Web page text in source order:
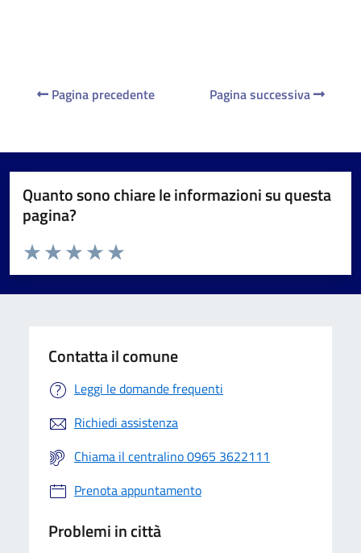
Pagina precedente Pagina successiva
Quanto sono chiare le informazioni su questa
pagina?
Valuta da 1 a 5 stelle la pagina
Valuta 5 stelle su 5
Valuta 4 stelle su 5
Valuta 3 stelle su 5
Valuta 2 stelle su 5
Valuta 1 stelle su 5
Contatta il comune
Leggi le domande frequenti
Richiedi assistenza
Chiama il centralino 0965 3622111
Prenota appuntamento
Problemi in città